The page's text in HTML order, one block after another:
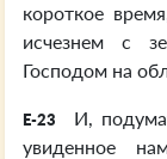
короткое
исчезнем с
Господом на
E-23
И,
увиденное